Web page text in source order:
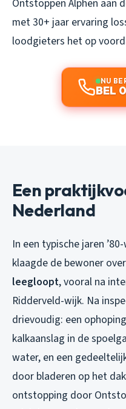
Ontstoppen Alphen aan
met 30+ jaar ervaring
loodgieters het op
NU
BEL
Een
Nederland
In een typische jaren
klaagde de bewoner
leegloopt, vooral na
Ridderveld-wijk. Na
drievoudig: een
kalkaanslag in de
water, en een
door bladeren op het
ontstopping door